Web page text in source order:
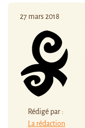
27 mars 2018
Rédigé par :
La rédaction